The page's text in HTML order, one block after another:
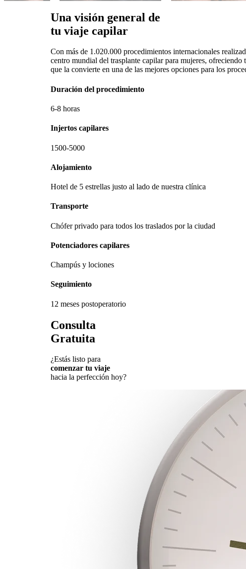
Una visión general de
tu viaje capilar
Con más de 1.020.000 procedimientos internacionales
centro mundial del trasplante capilar para mujeres,
que la convierte en una de las mejores opciones para los
Duración del procedimiento
6-8 horas
Injertos capilares
1500-5000
Alojamiento
Hotel de 5 estrellas justo al lado de nuestra clínica
Transporte
Chófer privado para todos los traslados por la ciudad
Potenciadores capilares
Champús y lociones
Seguimiento
12 meses postoperatorio
Consulta
Gratuita
¿Estás listo para
comenzar tu viaje
hacia la perfección hoy?